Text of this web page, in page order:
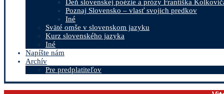
Deň slovenskej poézie a prózy Františka
Poznaj Slovensko – vlasť svojich predkov
Iné
Sväté omše v slovenskom jazyku
Kurz slovenského jazyka
Iné
Napíšte nám
Archív
Pre predplatiteľov